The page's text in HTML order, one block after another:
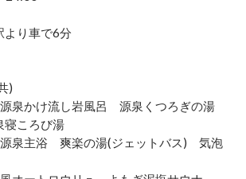
より車で6分
)
泉かけ流し岩風呂 源泉くつろぎの湯
ころび湯
源泉主浴 爽楽の湯(ジェットバス) 気泡